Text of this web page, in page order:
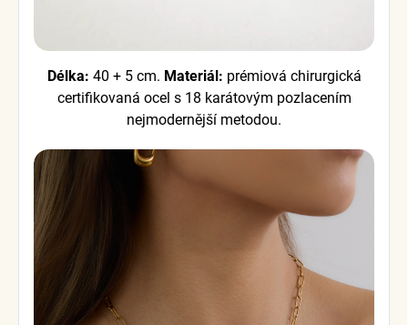
Délka: 40 + 5 cm. Materiál: prémiová chirurgická
certifikovaná ocel s 18 karátovým pozlacením
nejmodernější metodou.